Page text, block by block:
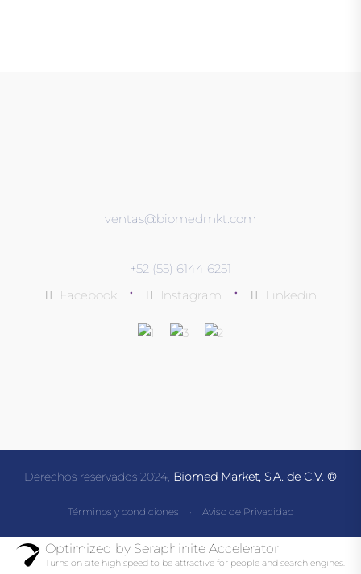
ventas@biomedmkt.com
+52 (55) 6144 6251
Facebook
• Instagram • Linkedin
Derechos reservados 2024, Biomed Market, S.A. de C.V. ®
Términos y condiciones · Aviso de Privacidad
Optimized by Seraphinite Accelerator
Turns on site high speed to be attractive for people and search engines.